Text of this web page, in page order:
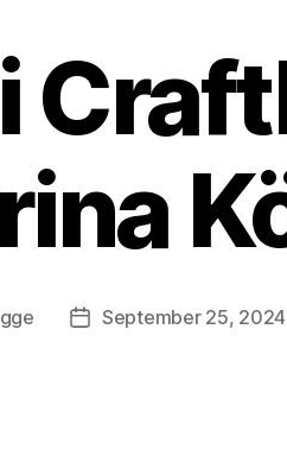
September 25, 2024